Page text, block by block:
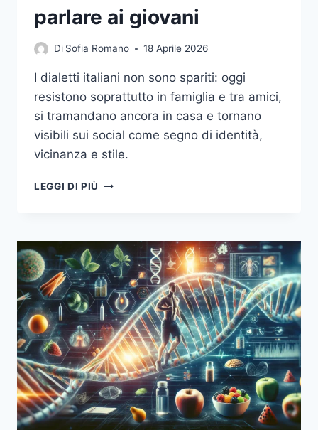
parlare ai giovani
Di Sofia Romano 18 Aprile 2026
I dialetti italiani non sono spariti: oggi
resistono soprattutto in famiglia e tra amici,
si tramandano ancora in casa e tornano
visibili sui social come segno di identità,
vicinanza e stile.
LEGGI DI PIÙ DIALETTI
RESISTONO,
CHI
LI
TRAMANDA
E
PERCHÉ
TORNANO
A
PARLARE
AI
GIOVANI